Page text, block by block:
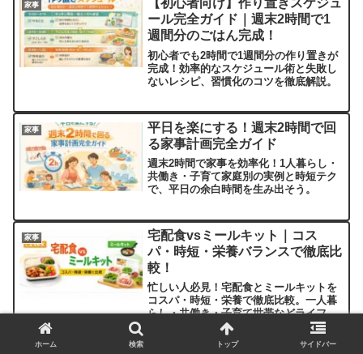
家事
【初心者向け】作り置きスケジュ
ール完全ガイド｜週末2時間で1
週間分のごはん完成！
初心者でも2時間で1週間分の作り置きが
完成！効率的なスケジュール術と失敗し
ないレシピ、習慣化のコツを徹底解説。
家事
平日を楽にする！週末2時間で回
る家事計画完全ガイド
週末2時間で家事を効率化！1人暮らし・
共働き・子育て家庭別の実例と時短テク
で、平日の余白時間を生み出そう。
家事
宅配食vsミールキット｜コス
パ・時短・栄養バランスで徹底比
較！
忙しい人必見！宅配食とミールキットを
コスパ・時短・栄養で徹底比較。一人暮
らし・共働き・子育て世帯などライフス
タイル別に最適な選び方を解説。2025年
最新のおすすめ併用術も紹介！
ホーム 検索 トップ サイドバー